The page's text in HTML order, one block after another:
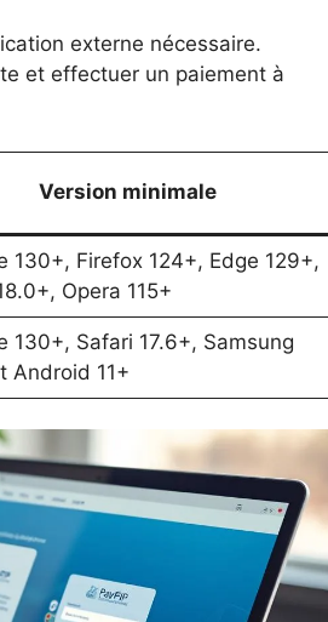
externe nécessaire.
et effectuer un paiement à
Version minimale
130+, Firefox 124+, Edge 129+,
Opera 115+
130+, Safari 17.6+, Samsung
Android 11+